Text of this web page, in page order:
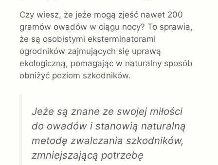
Czy wiesz, że jeże mogą zjeść nawet 200
gramów owadów w ciągu nocy? To sprawia,
że ​​są osobistymi eksterminatorami
ogrodników zajmujących się uprawą
ekologiczną, pomagając w naturalny sposób
obniżyć poziom szkodników.
Jeże są znane ze swojej miłości
do owadów i stanowią naturalną
metodę zwalczania szkodników,
zmniejszającą potrzebę